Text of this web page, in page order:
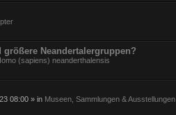
Neandertalergruppen?
(sapiens) neanderthalensis
08:00 » in Museen, Sammlungen & Ausstellungen